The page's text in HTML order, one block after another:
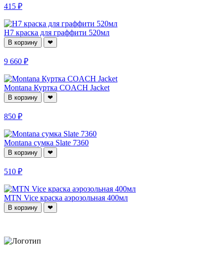
415 ₽
H7 краска для граффити 520мл
В корзину ❤
9 660 ₽
Montana Куртка COACH Jacket
В корзину ❤
850 ₽
Montana сумка Slate 7360
В корзину ❤
510 ₽
MTN Vice краска аэрозольная 400мл
В корзину ❤